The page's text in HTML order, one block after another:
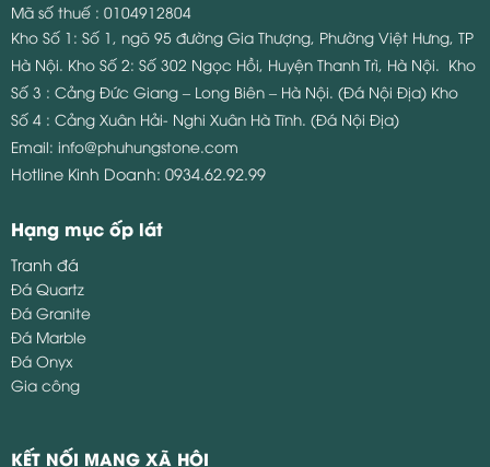
Mã số thuế : 0104912804
Kho Số 1: Số 1, ngõ 95 đường Gia Thượng, Phường Việt Hưng, TP
Hà Nội. Kho Số 2: Số 302 Ngọc Hồi, Huyện Thanh Trì, Hà Nội. Kho
Số 3 : Cảng Đức Giang – Long Biên – Hà Nội. (Đá Nội Địa) Kho
Số 4 : Cảng Xuân Hải- Nghi Xuân Hà Tĩnh. (Đá Nội Địa)
Email: info@phuhungstone.com
Hotline Kinh Doanh: 0934.62.92.99
Hạng mục ốp lát
Tranh đá
Đá Quartz
Đá Granite
Đá Marble
Đá Onyx
Gia công
KẾT NỐI MẠNG XÃ HỘI